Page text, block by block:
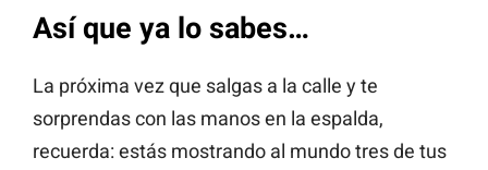
Así que ya lo sabes…
La próxima vez que salgas a la calle y te
sorprendas con las manos en la espalda,
recuerda: estás mostrando al mundo tres de tus